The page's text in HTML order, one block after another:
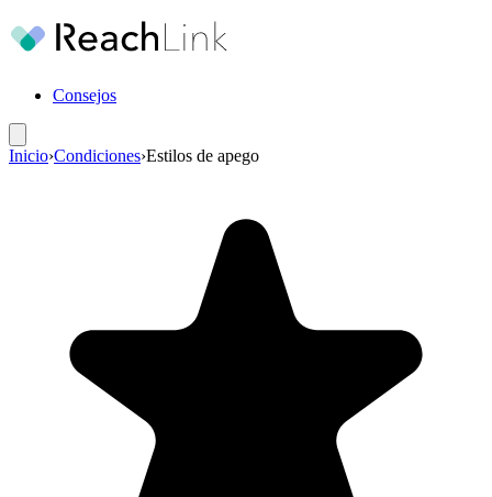
Consejos
Inicio›Condiciones›Estilos de apego